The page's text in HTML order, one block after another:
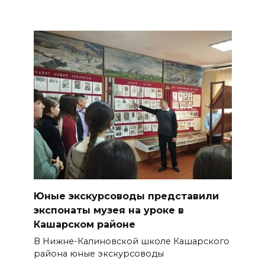
Юные экскурсоводы представили
экспонаты музея на уроке в
Кашарском районе
В Нижне-Калиновской школе Кашарского
района юные экскурсоводы